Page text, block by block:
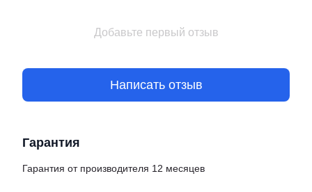
Добавьте первый отзыв
Написать отзыв
Гарантия
Гарантия от производителя 12 месяцев